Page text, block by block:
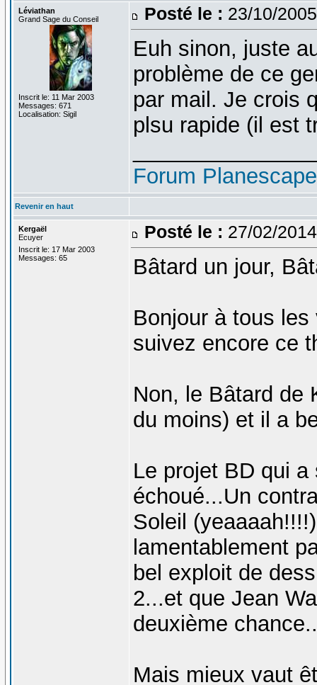
Léviathan
Grand Sage du Conseil
Inscrit le: 11 Mar 2003
Messages: 671
Localisation: Sigil
Posté le : 23/10/
Euh sinon, juste
problème de ce
par mail. Je crois
plsu rapide (il est
Forum
Revenir en haut
Kergaël
Ecuyer
Inscrit le: 17 Mar 2003
Messages: 65
Posté le : 27/02/
Bâtard un jour,
Bonjour à tous
suivez encore ce
Non, le Bâtard de
du moins) et il a
Le projet BD qui
échoué...Un
Soleil
lamentablement
bel exploit de
2...et que Jean
deuxième
Mais mieux vaut